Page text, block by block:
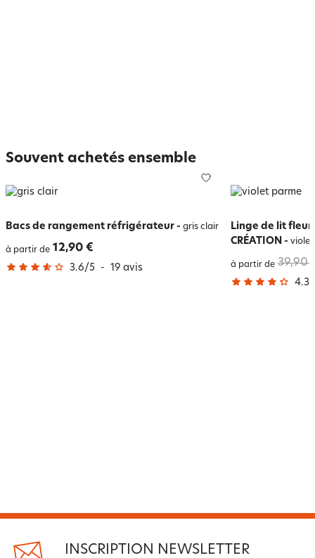
Souvent achetés ensemble
Bacs de rangement réfrigérateur - gris clair
à partir de 12,90 €
3.6/5 - 19 avis
Linge de lit
CRÉATION - violet
à partir de 39,90
4.3
INSCRIPTION NEWSLETTER